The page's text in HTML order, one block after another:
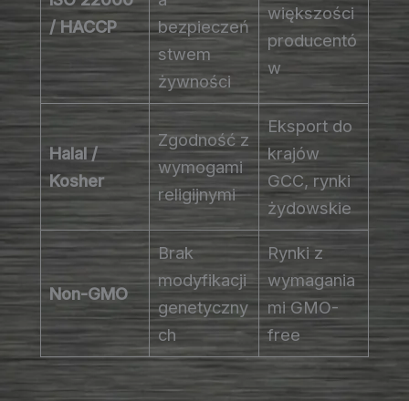
/ HACCP
bezpieczeń
stwem
żywności
większości
producentó
w
Halal /
Kosher
Zgodność z
wymogami
religijnymi
Eksport do
krajów
GCC, rynki
żydowskie
Non-GMO
Brak
modyfikacji
genetyczny
ch
Rynki z
wymagania
mi GMO-
free